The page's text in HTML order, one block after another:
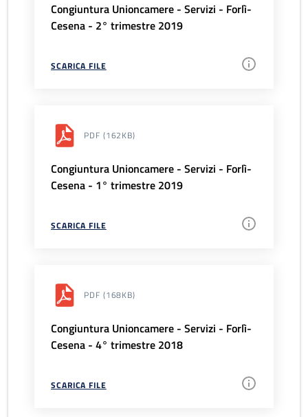
Congiuntura Unioncamere - Servizi - Forlì-
Cesena - 2° trimestre 2019
SCARICA FILE
PDF (162KB)
Congiuntura Unioncamere - Servizi - Forlì-
Cesena - 1° trimestre 2019
SCARICA FILE
PDF (168KB)
Congiuntura Unioncamere - Servizi - Forlì-
Cesena - 4° trimestre 2018
SCARICA FILE